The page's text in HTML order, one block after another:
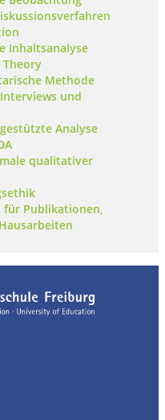
Inhaltsanalyse
Theory
Methode
und
Analyse
qualitativer
für Publikationen,